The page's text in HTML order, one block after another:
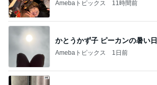
Amebaトピックス 11時間前
かとうかず子 ピーカンの暑い日
Amebaトピックス 1日前